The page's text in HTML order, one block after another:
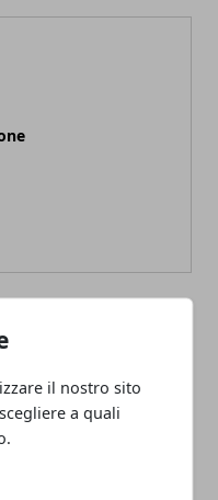
il nostro sito
a quali